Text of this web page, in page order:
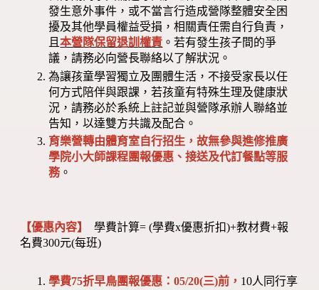
發生意外事件，或不當言行造成營隊整體安全困
擾及其他學員權益受損，相關責任需自行負責，
且本營隊保留退訓權責 。若有發生孩子間的爭
議，請務必向營長聯絡以了解狀況。
為讓孩童學習獨立及團體生活，不接受家長以任
何方式陪伴與跟課，若孩童有特殊生理及健康狀
況，請務必於系統上註記並與營隊承辦人聯絡並
告知，以達雙方共識及配合。
育樂營轉由體育室自行招生，故無參與進修推廣
學院小大師課程團報優惠、接送及代訂餐點等服
務。
【優惠內容】
學費計算= (學費x優惠折扣)+教材費+報
名費300元(每班)
學費75折早鳥團報優惠：05/20(三)前， 10人同行享